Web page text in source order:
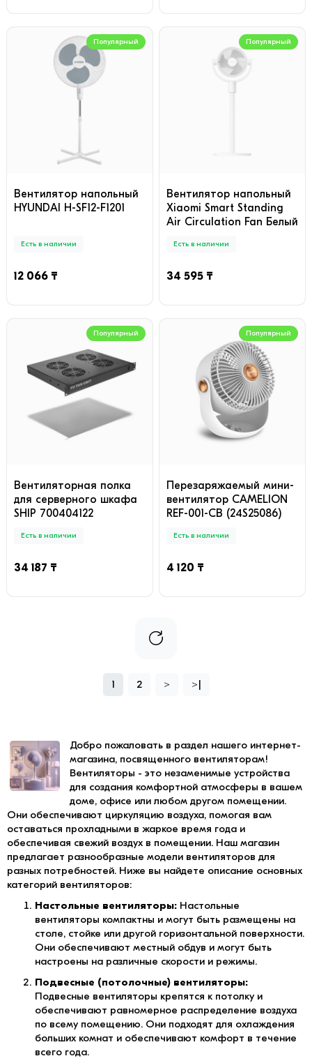
Популярный
Вентилятор напольный
HYUNDAI H-SF12-F1201
Есть в наличии
12 066 ₸
Популярный
Вентилятор напольный
Xiaomi Smart Standing
Air Circulation Fan Белый
Есть в наличии
34 595 ₸
Популярный
Вентиляторная полка
для серверного шкафа
SHIP 700404122
Есть в наличии
34 187 ₸
Популярный
Перезаряжаемый мини-
вентилятор CAMELION
REF-001-CB (24S25086)
Есть в наличии
4 120 ₸
1 2 > >|
Добро пожаловать в раздел нашего интернет-
магазина, посвященного вентиляторам!
Вентиляторы - это незаменимые устройства
для создания комфортной атмосферы в вашем
доме, офисе или любом другом помещении.
Они обеспечивают циркуляцию воздуха, помогая вам
оставаться прохладными в жаркое время года и
обеспечивая свежий воздух в помещении. Наш магазин
предлагает разнообразные модели вентиляторов для
разных потребностей. Ниже вы найдете описание основных
категорий вентиляторов:
Настольные вентиляторы: Настольные
вентиляторы компактны и могут быть размещены на
столе, стойке или другой горизонтальной поверхности.
Они обеспечивают местный обдув и могут быть
настроены на различные скорости и режимы.
Подвесные (потолочные) вентиляторы:
Подвесные вентиляторы крепятся к потолку и
обеспечивают равномерное распределение воздуха
по всему помещению. Они подходят для охлаждения
больших комнат и обеспечивают комфорт в течение
всего года.